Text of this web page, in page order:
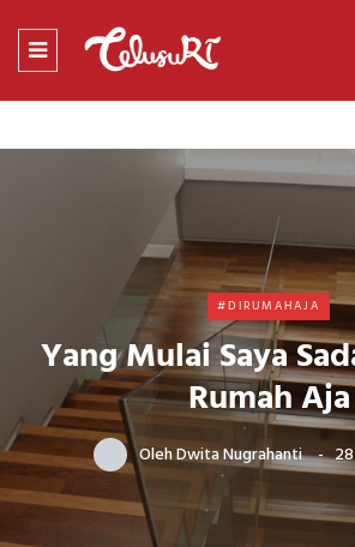
#DIRUMAHAJA
Yang Mulai Saya
Rumah Aja
OlehDwita Nugrahanti